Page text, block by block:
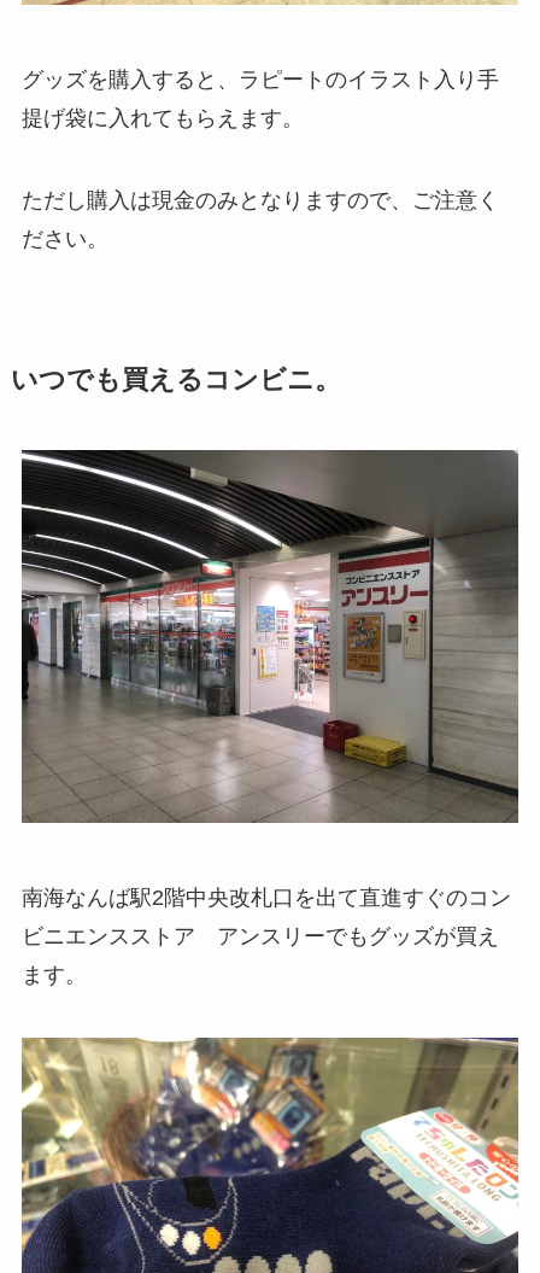
グッズを購入すると、ラピートのイラスト入り手
提げ袋に入れてもらえます。
ただし購入は現金のみとなりますので、ご注意く
ださい。
いつでも買えるコンビニ。
南海なんば駅2階中央改札口を出て直進すぐのコン
ビニエンスストア アンスリーでもグッズが買え
ます。